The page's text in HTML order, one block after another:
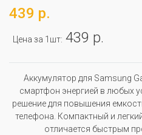
439 р.
Цена за 1шт: 439 р.
Аккумулятор для Samsung
смартфон энергией в любых
решение для повышения
телефона. Компактный и
отличается быстрым